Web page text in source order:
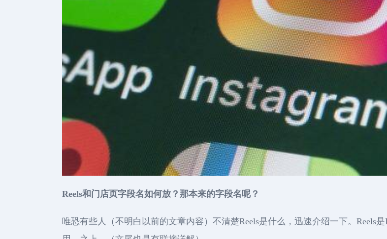
Reels和门店页字段名如何放？那本来的字段名呢？
唯恐有些人（不明白以前的文章内容）不清楚Reels是什么，迅速介绍一下。Reels